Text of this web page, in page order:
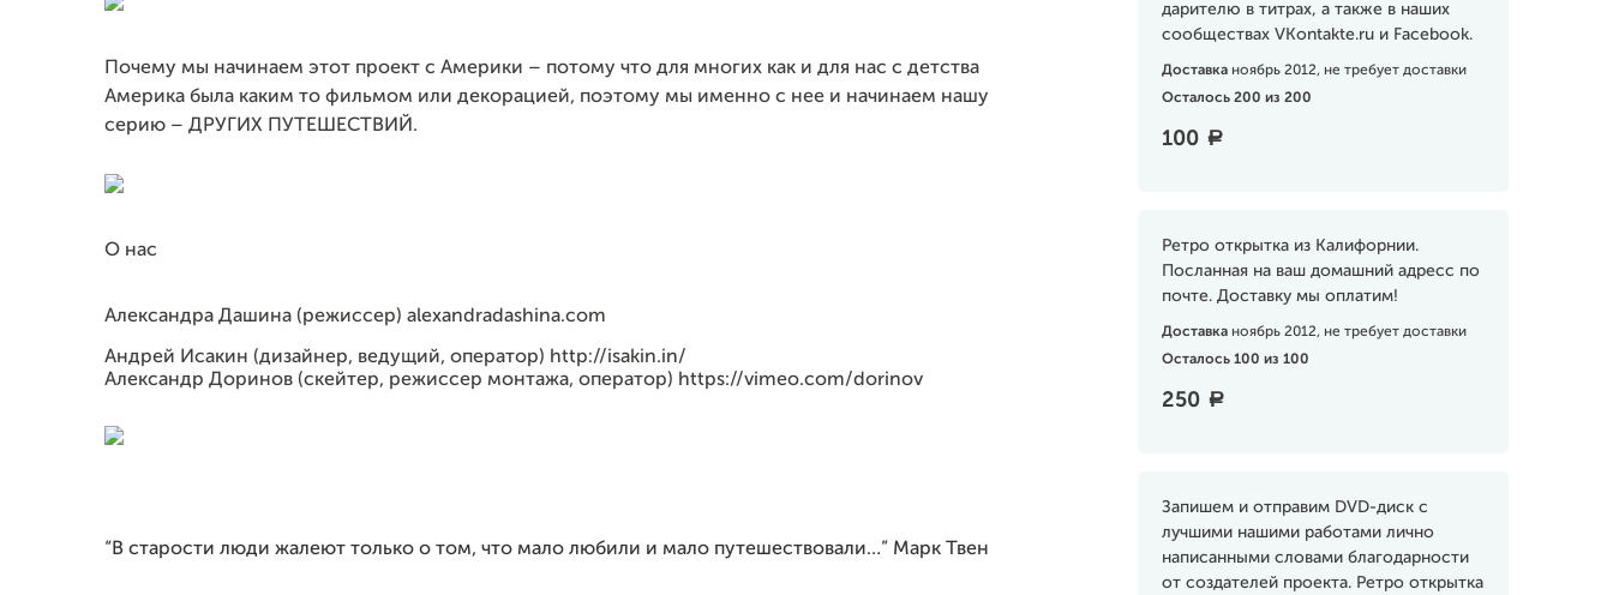
дарителю в титрах, а также в наших
сообществах VKontakte.ru и Facebook.
Доставка ноябрь 2012, не требует доставки
Осталось 200 из 200
100 a
Ретро открытка из Калифорнии.
Посланная на ваш домашний адресс по
почте. Доставку мы оплатим!
Доставка ноябрь 2012, не требует доставки
Осталось 100 из 100
250 a
Запишем и отправим DVD-диск с
лучшими нашими работами лично
написанными словами благодарности
от создателей проекта. Ретро открытка
Почему мы начинаем этот проект с Америки – потому что для многих как и для нас с детства
Америка была каким то фильмом или декорацией, поэтому мы именно с нее и начинаем нашу
серию – ДРУГИХ ПУТЕШЕСТВИЙ.
О нас
Александра Дашина (режиссер) alexandradashina.com
Андрей Исакин (дизайнер, ведущий, оператор) http://isakin.in/
Aлександр Доринов (скейтер, режиссер монтажа, оператор) https://vimeo.com/dorinov
“В старости люди жалеют только о том, что мало любили и мало путешествовали…” Марк Твен